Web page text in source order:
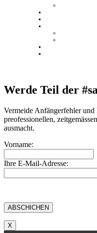
Werde Teil der
Vermeide Anfängerfehler
preofessionellen,
ausmacht.
Vorname:
Ihre E-Mail-Adresse:
X